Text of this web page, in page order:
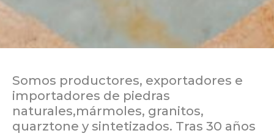
Somos productores, exportadores e
importadores de piedras
naturales,mármoles, granitos,
quarztone y sintetizados. Tras 30 años